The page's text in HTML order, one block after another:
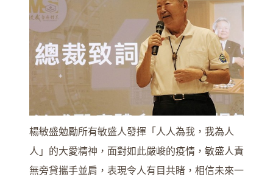
楊敏盛勉勵所有敏盛人發揮「人人為我，我為人
人」的大愛精神，面對如此嚴峻的疫情，敏盛人責
無旁貸攜手並肩，表現令人有目共睹，相信未來一